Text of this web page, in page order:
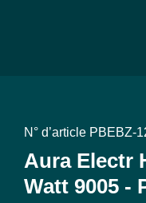
N° d’article PBEBZ-
Aura Electr
Watt 9005 -